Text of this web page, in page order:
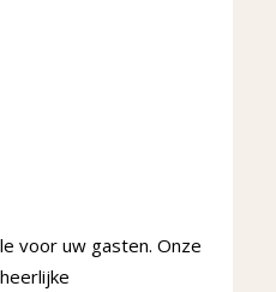
voor uw gasten. Onze